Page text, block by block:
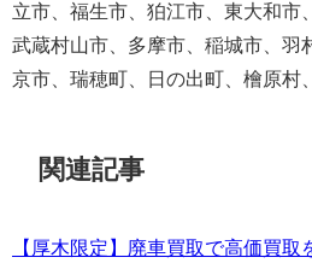
立市、福生市、狛江市、東大和市
武蔵村山市、多摩市、稲城市、羽
京市、瑞穂町、日の出町、檜原村
関連記事
【厚木限定】廃車買取で高価買